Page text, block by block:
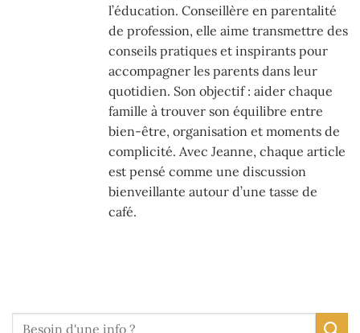
l’éducation. Conseillère en parentalité
de profession, elle aime transmettre des
conseils pratiques et inspirants pour
accompagner les parents dans leur
quotidien. Son objectif : aider chaque
famille à trouver son équilibre entre
bien-être, organisation et moments de
complicité. Avec Jeanne, chaque article
est pensé comme une discussion
bienveillante autour d’une tasse de
café.